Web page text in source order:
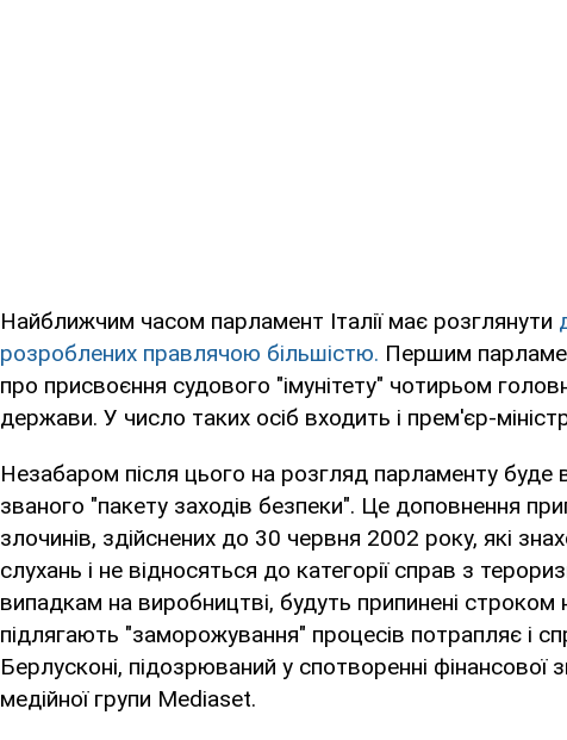
Найближчим часом парламент Італії має розглянути
розроблених правлячою більшістю. Першим
про присвоєння судового "імунітету" чотирьом
держави. У число таких осіб входить і прем'єр-
Незабаром після цього на розгляд парламенту
званого "пакету заходів безпеки". Це доповнення
злочинів, здійснених до 30 червня 2002 року, які
слухань і не відносяться до категорії справ з
випадкам на виробництві, будуть припинені строком
підлягають "заморожування" процесів потрапляє і
Берлусконі, підозрюваний у спотворенні фінансової
медійної групи Mediaset.